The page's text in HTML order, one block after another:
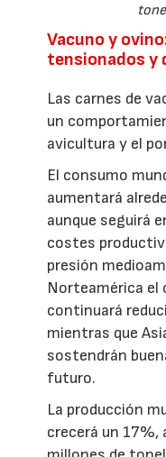
Vacuno y
tensionados y
Las carnes de
un
avicultura y el
El consumo
aumentará
aunque seguirá
costes
presión
Norteamérica el
continuará
mientras que
sostendrán
futuro.
La producción
crecerá un 17%,